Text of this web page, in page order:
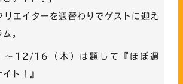
リエイターを週替わりでゲストに迎え
。
12/16（木）は題して『ほぼ週
ト！』